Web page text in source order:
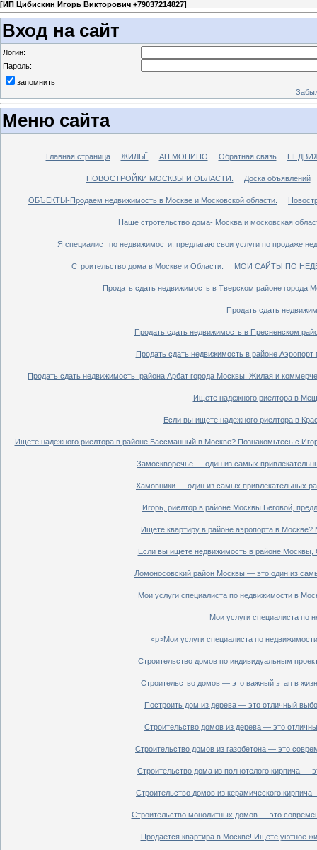
[ИП Цибискин Игорь Викторович +79037214827]
Вход на сайт
Логин:
Пароль:
запомнить
Меню сайта
Главная страница ЖИЛЬЁ АН МОНИНО Обратная связь
НОВОСТРОЙКИ МОСКВЫ И ОБЛАСТИ. Доска объявлений
ОБЪЕКТЫ-Продаем недвижимость в Москве и Московской области.
Наше стротельство дома- Москва и московская
Я специалист по недвижимости: предлагаю свои услуги по продаже
Строительство дома в Москве и Области. МОИ САЙТЫ ПО
Продать сдать недвижимость в Тверском районе города
Продать сдать
Продать сдать недвижимость в Пресненском
Продать сдать недвижимость в районе
Продать сдать недвижимость района Арбат города Москвы. Жилая и
Ищете надежного риелтора в
Если вы ищете надежного риелтора в
Ищете надежного риелтора в районе Бассманный в Москве? Познакомьтесь с
Замоскворечье — один из самых
Хамовники — один из самых привлекательных
Игорь, риелтор в районе Москвы Беговой,
Ищете квартиру в районе аэропорта в
Если вы ищете недвижимость в районе Москвы,
Ломоносовский район Москвы — это один из
Мои услуги специалиста по недвижимости в
Мои услуги специалиста по
<p>Мои услуги специалиста по
Строительство домов по индивидуальным
Строительство домов — это важный этап в
Построить дом из дерева — это отличный
Строительство домов из дерева — это
Строительство домов из газобетона — это
Строительство дома из полнотелого кирпича —
Строительство домов из керамического
Строительство монолитных домов — это
Продается квартира в Москве! Ищете уютное